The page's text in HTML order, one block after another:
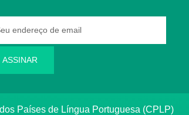
ASSINAR
Países de Língua Portuguesa (CPLP)